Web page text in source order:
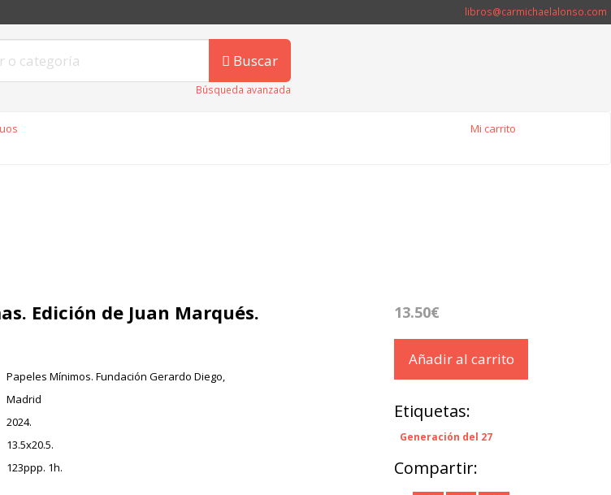
libros@carmichaelalonso.com
Buscar
Búsqueda avanzada
Mi carrito
Edición de Juan Marqués.
Papeles Mínimos. Fundación Gerardo Diego,
Madrid
2024.
13.5x20.5.
123ppp. 1h.
13.50€
Añadir al carrito
Etiquetas:
Generación del 27
Compartir: